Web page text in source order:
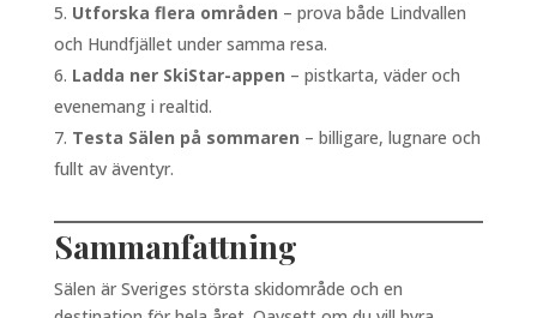
Utforska flera områden – prova både Lindvallen
och Hundfjället under samma resa.
Ladda ner SkiStar-appen – pistkarta, väder och
evenemang i realtid.
Testa Sälen på sommaren – billigare, lugnare och
fullt av äventyr.
Sammanfattning
Sälen är Sveriges största skidområde och en